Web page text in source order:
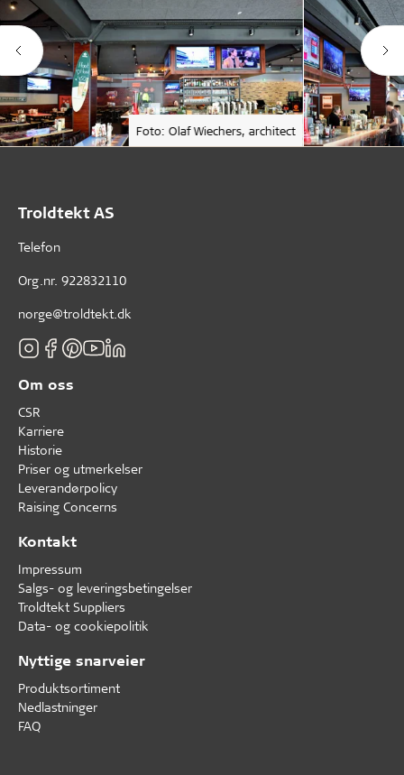
Foto: Olaf Wiechers, architect
Troldtekt AS
Telefon
Org.nr. 922832110
norge@troldtekt.dk
Om oss
CSR
Karriere
Historie
Priser og utmerkelser
Leverandørpolicy
Raising Concerns
Kontakt
Impressum
Salgs- og leveringsbetingelser
Troldtekt Suppliers
Data- og cookiepolitik
Nyttige snarveier
Produktsortiment
Nedlastninger
FAQ